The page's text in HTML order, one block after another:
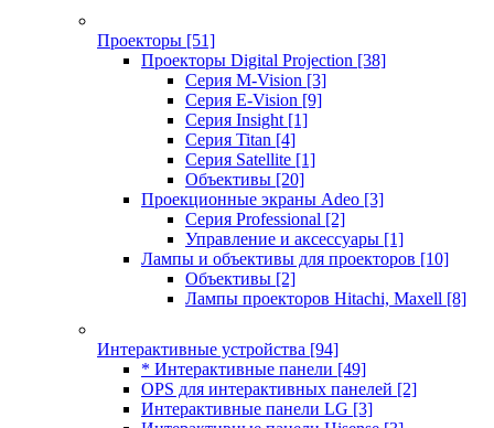
Проекторы [51]
Проекторы Digital Projection [38]
Серия M-Vision [3]
Серия E-Vision [9]
Серия Insight [1]
Серия Titan [4]
Серия Satellite [1]
Объективы [20]
Проекционные экраны Adeo [3]
Серия Professional [2]
Управление и аксессуары [1]
Лампы и объективы для проекторов [10]
Объективы [2]
Лампы проекторов Hitachi, Maxell [8]
Интерактивные устройства [94]
* Интерактивные панели [49]
OPS для интерактивных панелей [2]
Интерактивные панели LG [3]